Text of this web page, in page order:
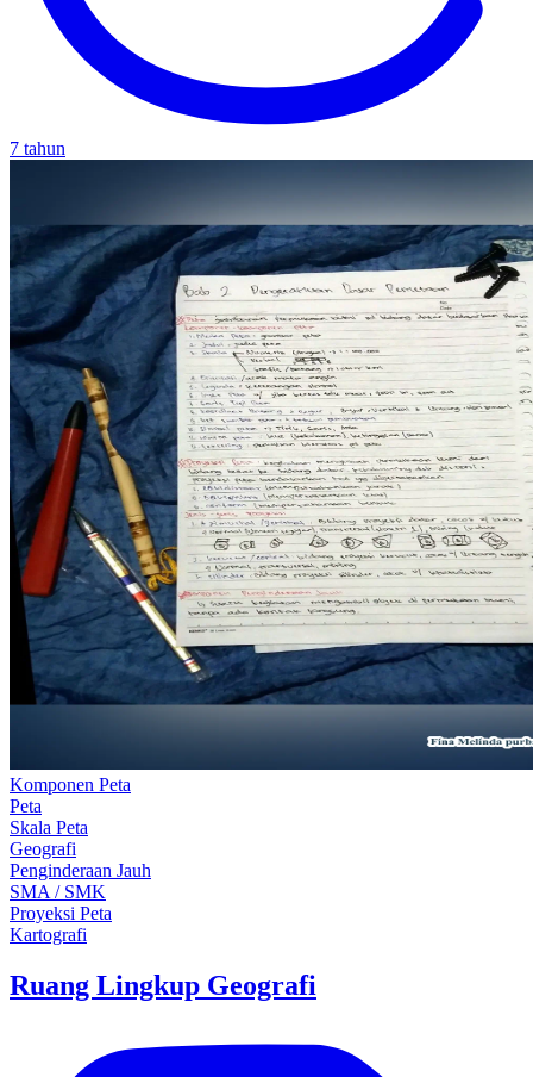
7 tahun
Komponen Peta
Peta
Skala Peta
Geografi
Penginderaan Jauh
SMA / SMK
Proyeksi Peta
Kartografi
Ruang Lingkup Geografi